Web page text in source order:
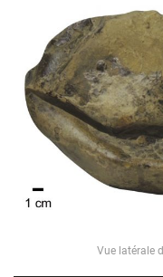
Vue latérale